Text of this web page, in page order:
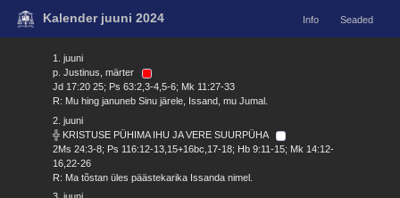
Kalender juuni 2024 Info Seaded
1. juuni
p. Justinus, märter
Jd 17:20 25; Ps 63:2,3-4,5-6; Mk 11:27-33
R: Mu hing januneb Sinu järele, Issand, mu Jumal.
2. juuni
╬ KRISTUSE PÜHIMA IHU JA VERE SUURPÜHA
2Ms 24:3-8; Ps 116:12-13,15+16bc,17-18; Hb 9:11-15; Mk 14:12-
16,22-26
R: Ma tõstan üles päästekarika Issanda nimel.